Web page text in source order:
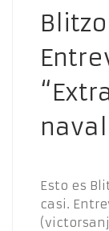
Esto es
casi.